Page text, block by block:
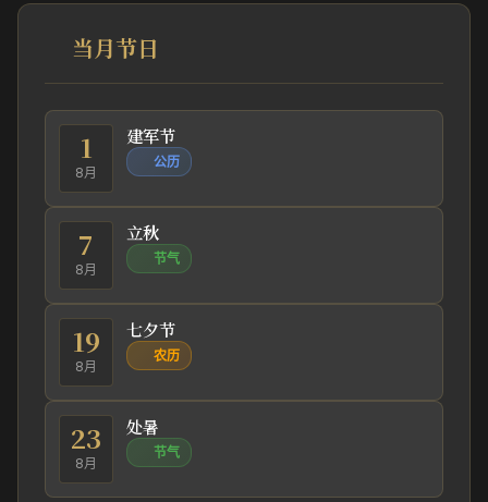
当月节日
1
8月
建军节
公历
7
8月
立秋
节气
19
8月
七夕节
农历
23
8月
处暑
节气